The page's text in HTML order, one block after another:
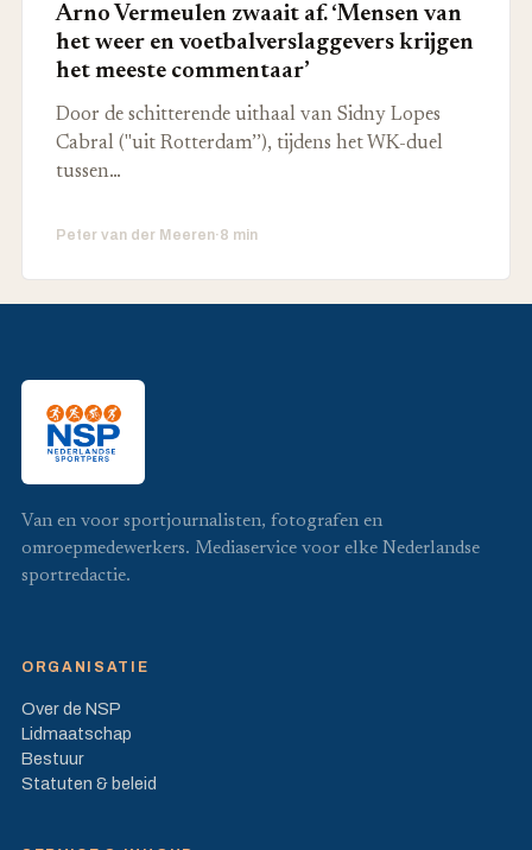
Arno Vermeulen zwaait af. ‘Mensen van
het weer en voetbalverslaggevers krijgen
het meeste commentaar’
Door de schitterende uithaal van Sidny Lopes
Cabral ("uit Rotterdam’’), tijdens het WK-duel
tussen…
Peter van der Meeren·8 min
Van en voor sportjournalisten, fotografen en
omroepmedewerkers. Mediaservice voor elke Nederlandse
sportredactie.
ORGANISATIE
Over de NSP
Lidmaatschap
Bestuur
Statuten & beleid